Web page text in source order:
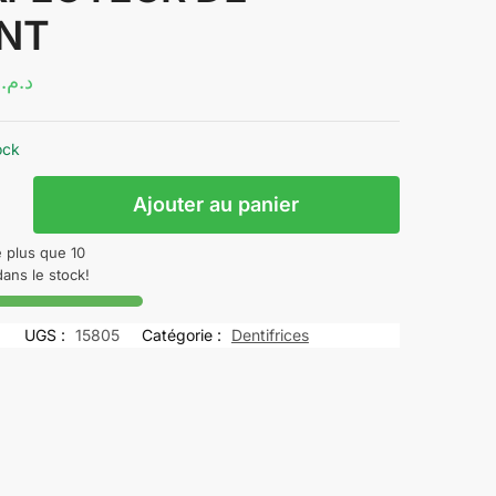
د.م.
Ajouter au panier
plus que 10
le stock!
UGS : 15805 Catégorie : Dentifrices